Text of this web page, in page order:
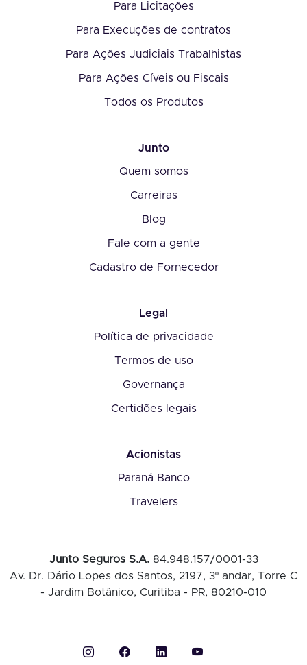
Para Licitações
Para Execuções de contratos
Para Ações Judiciais Trabalhistas
Para Ações Cíveis ou Fiscais
Todos os Produtos
Junto
Quem somos
Carreiras
Blog
Fale com a gente
Cadastro de Fornecedor
Legal
Política de privacidade
Termos de uso
Governança
Certidões legais
Acionistas
Paraná Banco
Travelers
Junto Seguros S.A. 84.948.157/0001-33
Av. Dr. Dário Lopes dos Santos, 2197, 3º andar, Torre C
- Jardim Botânico, Curitiba - PR, 80210-010